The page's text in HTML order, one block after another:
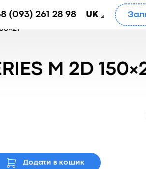
(093) 261 28 98 UK
M 2D
Додати в кошик